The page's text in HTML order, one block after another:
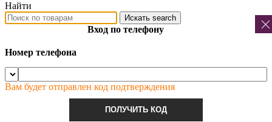
Найти
Искать search
Вход по телефону
Номер телефона
Вам будет отправлен код подтверждения
ПОЛУЧИТЬ КОД